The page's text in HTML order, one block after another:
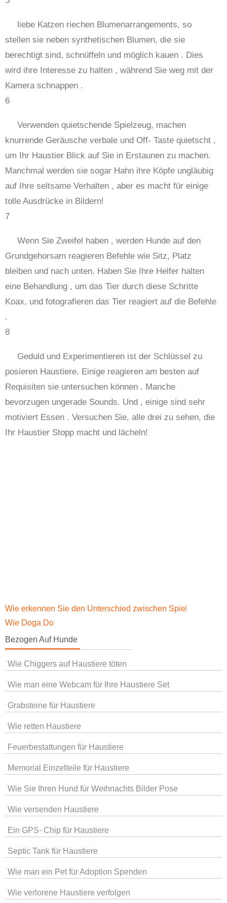
liebe Katzen riechen Blumenarrangements, so
stellen sie neben synthetischen Blumen, die sie
berechtigt sind, schnüffeln und möglich kauen . Dies
wird ihre Interesse zu halten , während Sie weg mit der
Kamera schnappen .
6
Verwenden quietschende Spielzeug, machen
knurrende Geräusche verbale und Off- Taste quietscht ,
um Ihr Haustier Blick auf Sie in Erstaunen zu machen.
Manchmal werden sie sogar Hahn ihre Köpfe ungläubig
auf Ihre seltsame Verhalten , aber es macht für einige
tolle Ausdrücke in Bildern!
7
Wenn Sie Zweifel haben , werden Hunde auf den
Grundgehorsam reagieren Befehle wie Sitz, Platz
bleiben und nach unten. Haben Sie Ihre Helfer halten
eine Behandlung , um das Tier durch diese Schritte
Koax, und fotografieren das Tier reagiert auf die Befehle
.
8
Geduld und Experimentieren ist der Schlüssel zu
posieren Haustiere. Einige reagieren am besten auf
Requisiten sie untersuchen können . Manche
bevorzugen ungerade Sounds. Und , einige sind sehr
motiviert Essen . Versuchen Sie, alle drei zu sehen, die
Ihr Haustier Stopp macht und lächeln!
Wie erkennen Sie den Unterschied zwischen Spielen und
Wie Doga Do
Bezogen Auf Hunde
Wie Chiggers auf Haustiere töten
Wie man eine Webcam für Ihre Haustiere Set
Grabsteine ​​für Haustiere
Wie retten Haustiere
Feuerbestattungen für Haustiere
Memorial Einzelteile für Haustiere
Wie Sie Ihren Hund für Weihnachts Bilder Pose
Wie versenden Haustiere
Ein GPS- Chip für Haustiere
Septic Tank für Haustiere
Wie man ein Pet für Adoption Spenden
Wie verlorene Haustiere verfolgen